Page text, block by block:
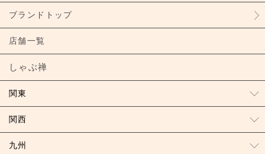
ブランドトップ
店舗一覧
しゃぶ禅
関東
関西
九州